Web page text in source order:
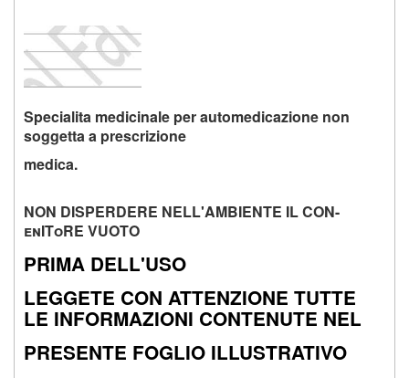
Specialita medicinale per automedicazione non
soggetta a prescrizione
medica.
NON DISPERDERE NELL'AMBIENTE IL CON-
enIToRE VUOTO
PRIMA DELL'USO
LEGGETE CON ATTENZIONE TUTTE
LE INFORMAZIONI CONTENUTE NEL
PRESENTE FOGLIO ILLUSTRATIVO